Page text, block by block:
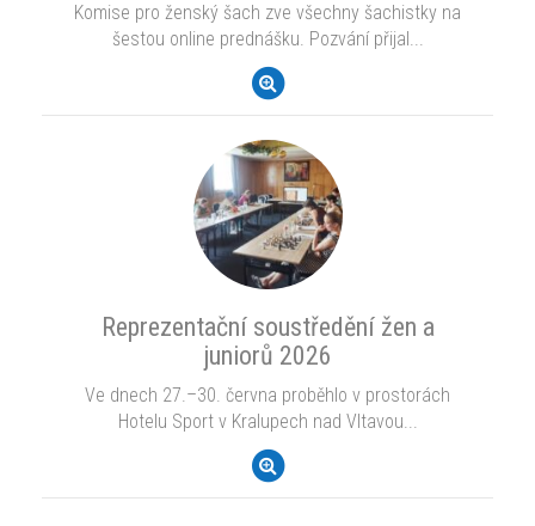
Komise pro ženský šach zve všechny šachistky na
šestou online prednášku. Pozvání přijal...
Reprezentační soustředění žen a
juniorů 2026
Ve dnech 27.–30. června proběhlo v prostorách
Hotelu Sport v Kralupech nad Vltavou...